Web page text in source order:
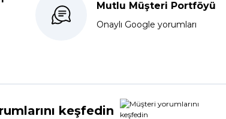
Mutlu Müşteri Portföyü
Onaylı Google yorumları
keşfedin